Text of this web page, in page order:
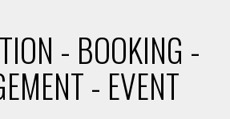
- BOOKING -
- EVENT